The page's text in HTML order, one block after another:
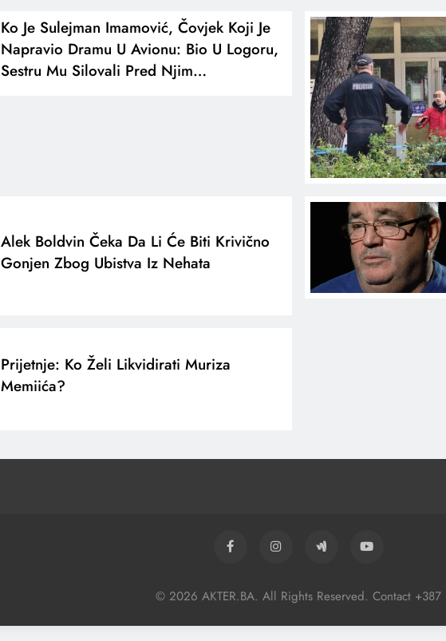
Ko Je Sulejman Imamović, Čovjek Koji Je
Napravio Dramu U Avionu: Bio U Logoru,
Sestru Mu Silovali Pred Njim…
Alek Boldvin Čeka Da Li Će Biti Krivično
Gonjen Zbog Ubistva Iz Nehata
Prijetnje: Ko Želi Likvidirati Muriza
Memiića?
© 2026 AKTER.BA. All Rights Reserved. Contact +387